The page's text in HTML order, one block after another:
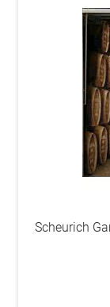
Scheurich